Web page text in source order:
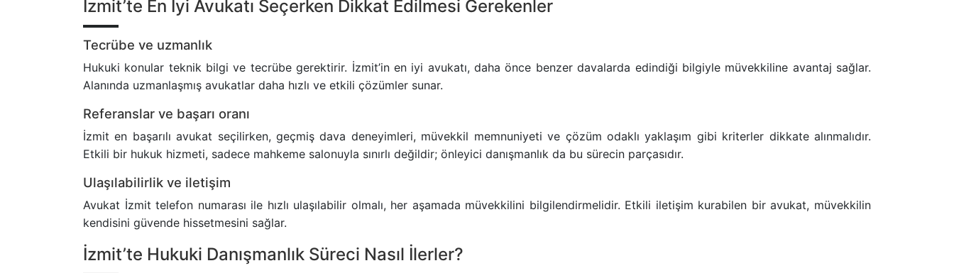
İzmit’te En İyi Avukatı Seçerken Dikkat Edilmesi Gerekenler
Tecrübe ve uzmanlık
Hukuki konular teknik bilgi ve tecrübe gerektirir. İzmit’in en iyi avukatı, daha önce benzer davalarda edindiği bilgiyle müvekkiline avantaj sağlar.
Alanında uzmanlaşmış avukatlar daha hızlı ve etkili çözümler sunar.
Referanslar ve başarı oranı
İzmit en başarılı avukat seçilirken, geçmiş dava deneyimleri, müvekkil memnuniyeti ve çözüm odaklı yaklaşım gibi kriterler dikkate alınmalıdır.
Etkili bir hukuk hizmeti, sadece mahkeme salonuyla sınırlı değildir; önleyici danışmanlık da bu sürecin parçasıdır.
Ulaşılabilirlik ve iletişim
Avukat İzmit telefon numarası ile hızlı ulaşılabilir olmalı, her aşamada müvekkilini bilgilendirmelidir. Etkili iletişim kurabilen bir avukat, müvekkilin
kendisini güvende hissetmesini sağlar.
İzmit’te Hukuki Danışmanlık Süreci Nasıl İlerler?